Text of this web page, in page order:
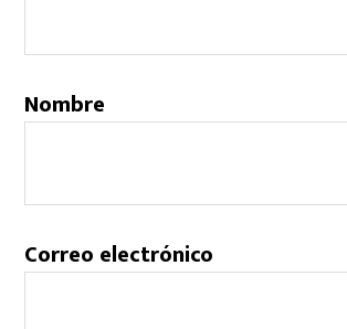
Nombre
Correo electrónico